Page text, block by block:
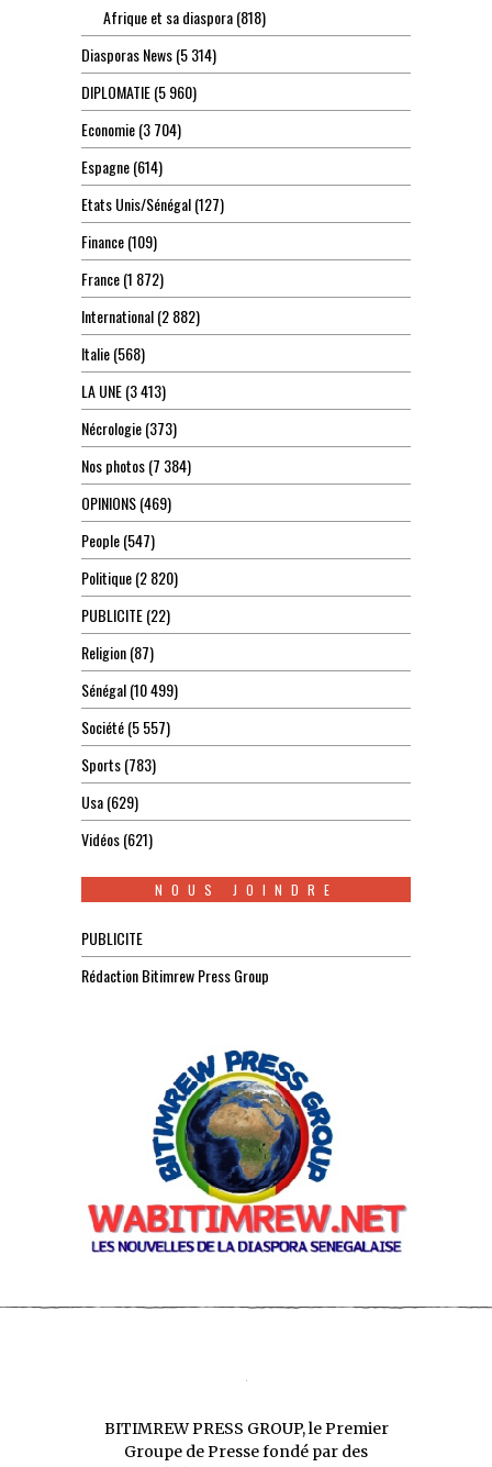
Afrique et sa diaspora(818)
Diasporas News(5 314)
DIPLOMATIE(5 960)
Economie(3 704)
Espagne(614)
Etats Unis/Sénégal(127)
Finance(109)
France(1 872)
International(2 882)
Italie(568)
LA UNE(3 413)
Nécrologie(373)
Nos photos(7 384)
OPINIONS(469)
People(547)
Politique(2 820)
PUBLICITE(22)
Religion(87)
Sénégal(10 499)
Société(5 557)
Sports(783)
Usa(629)
Vidéos(621)
NOUS JOINDRE
PUBLICITE
Rédaction Bitimrew Press Group
BITIMREW PRESS GROUP, le Premier
Groupe de Presse fondé par des